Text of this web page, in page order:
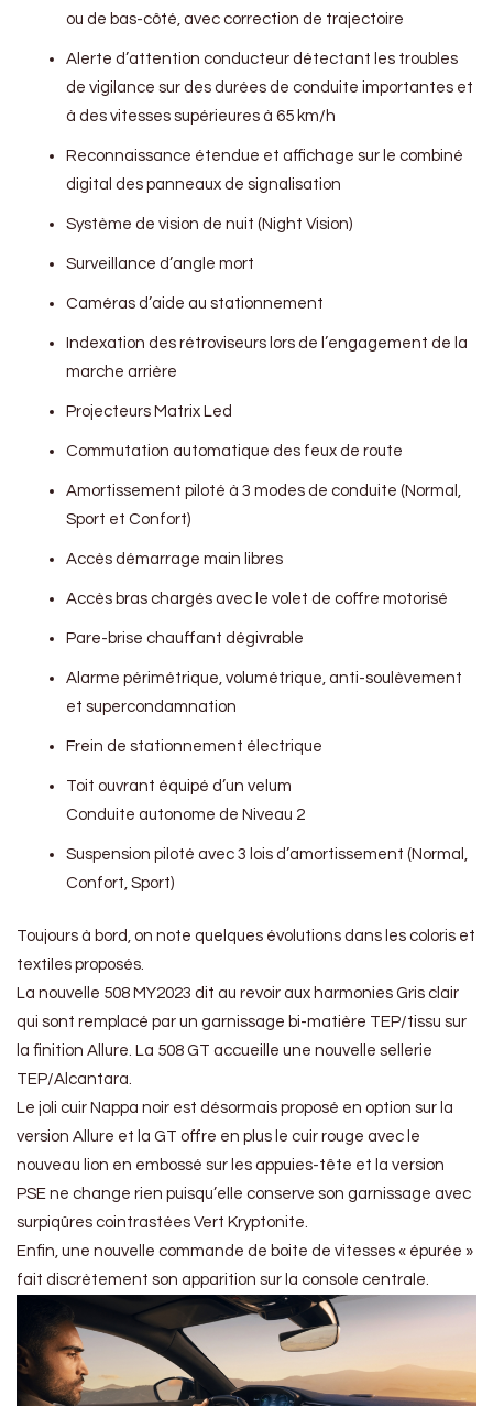
ou de bas-côté, avec correction de trajectoire
Alerte d’attention conducteur détectant les troubles
de vigilance sur des durées de conduite importantes et
à des vitesses supérieures à 65 km/h
Reconnaissance étendue et affichage sur le combiné
digital des panneaux de signalisation
Système de vision de nuit (Night Vision)
Surveillance d’angle mort
Caméras d’aide au stationnement
Indexation des rétroviseurs lors de l’engagement de la
marche arrière
Projecteurs Matrix Led
Commutation automatique des feux de route
Amortissement piloté à 3 modes de conduite (Normal,
Sport et Confort)
Accès démarrage main libres
Accès bras chargés avec le volet de coffre motorisé
Pare-brise chauffant dégivrable
Alarme périmétrique, volumétrique, anti-soulèvement
et supercondamnation
Frein de stationnement électrique
Toit ouvrant équipé d’un velum
Conduite autonome de Niveau 2
Suspension piloté avec 3 lois d’amortissement (Normal,
Confort, Sport)
Toujours à bord, on note quelques évolutions dans les coloris et
textiles proposés.
La nouvelle 508 MY2023 dit au revoir aux harmonies Gris clair
qui sont remplacé par un garnissage bi-matière TEP/tissu sur
la finition Allure. La 508 GT accueille une nouvelle sellerie
TEP/Alcantara.
Le joli cuir Nappa noir est désormais proposé en option sur la
version Allure et la GT offre en plus le cuir rouge avec le
nouveau lion en embossé sur les appuies-tête et la version
PSE ne change rien puisqu’elle conserve son garnissage avec
surpiqûres cointrastées Vert Kryptonite.
Enfin, une nouvelle commande de boite de vitesses « épurée »
fait discrètement son apparition sur la console centrale.